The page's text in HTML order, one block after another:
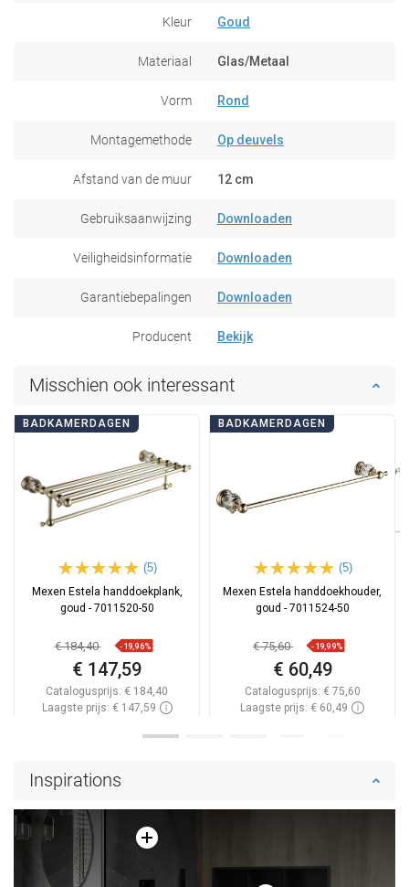
Kleur Goud
Materiaal Glas/Metaal
Vorm Rond
Montagemethode Op deuvels
Afstand van de muur 12 cm
Gebruiksaanwijzing Downloaden
Veiligheidsinformatie Downloaden
Garantiebepalingen Downloaden
Producent Bekijk
Misschien ook interessant
BADKAMERDAGEN
(5)
Mexen Estela handdoekplank,
goud - 7011520-50
€ 184,40 -19,96%
€ 147,59
Catalogusprijs: € 184,40
Laagste prijs: € 147,59
BADKAMERDAGEN
(5)
Mexen Estela handdoekhouder,
goud - 7011524-50
€ 75,60 -19,99%
€ 60,49
Catalogusprijs: € 75,60
Laagste prijs: € 60,49
Inspirations